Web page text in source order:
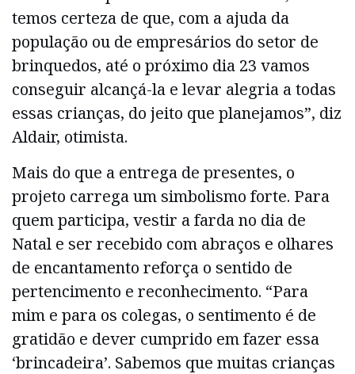
temos certeza de que, com a ajuda da
população ou de empresários do setor de
brinquedos, até o próximo dia 23 vamos
conseguir alcançá-la e levar alegria a todas
essas crianças, do jeito que planejamos”, diz
Aldair, otimista.
Mais do que a entrega de presentes, o
projeto carrega um simbolismo forte. Para
quem participa, vestir a farda no dia de
Natal e ser recebido com abraços e olhares
de encantamento reforça o sentido de
pertencimento e reconhecimento. “Para
mim e para os colegas, o sentimento é de
gratidão e dever cumprido em fazer essa
‘brincadeira’. Sabemos que muitas crianças